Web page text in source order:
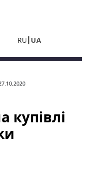
RU UA
купівлі